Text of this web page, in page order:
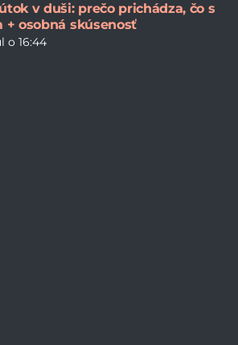
v duši: prečo prichádza, čo s
+ osobná skúsenosť
o 16:44